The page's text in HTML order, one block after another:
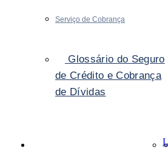
Serviço de Cobrança
Glossário do Seguro
de Crédito e Cobrança
de Dívidas